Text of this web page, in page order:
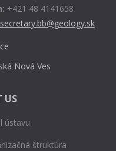
+421 48 4141658
secretary.bb@geology.sk
Nová Ves
US
ústavu
štruktúra